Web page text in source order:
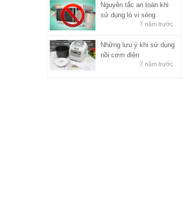
Nguyên tắc an toàn khi
sử dụng lò vi sóng
7 năm trước
Những lưu ý khi sử dụng
nồi cơm điện
7 năm trước